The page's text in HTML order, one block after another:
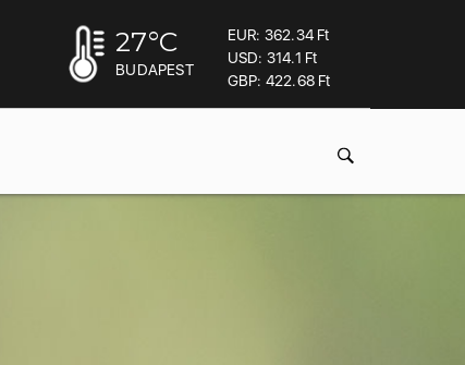
27°C
BUDAPEST
EUR: 362.34 Ft
USD: 314.1 Ft
GBP: 422.68 Ft